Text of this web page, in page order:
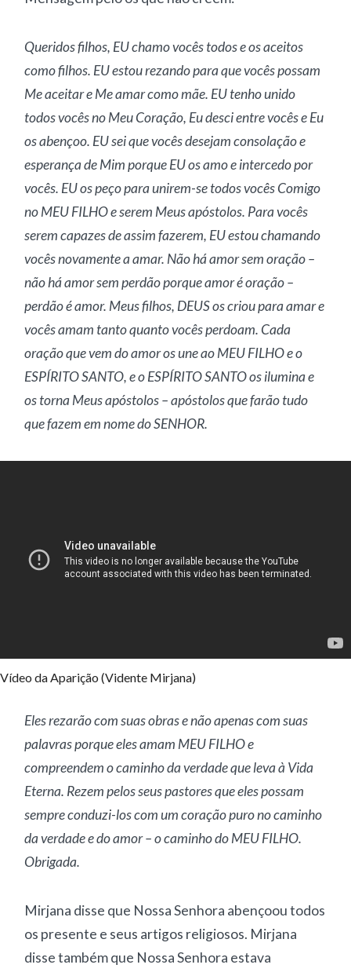
Queridos filhos, EU chamo vocês todos e os aceitos
como filhos. EU estou rezando para que vocês possam
Me aceitar e Me amar como mãe. EU tenho unido
todos vocês no Meu Coração, Eu desci entre vocês e Eu
os abençoo. EU sei que vocês desejam consolação e
esperança de Mim porque EU os amo e intercedo por
vocês. EU os peço para unirem-se todos vocês Comigo
no MEU FILHO e serem Meus apóstolos. Para vocês
serem capazes de assim fazerem, EU estou chamando
vocês novamente a amar. Não há amor sem oração –
não há amor sem perdão porque amor é oração –
perdão é amor. Meus filhos, DEUS os criou para amar e
vocês amam tanto quanto vocês perdoam. Cada
oração que vem do amor os une ao MEU FILHO e o
ESPÍRITO SANTO, e o ESPÍRITO SANTO os ilumina e
os torna Meus apóstolos – apóstolos que farão tudo
que fazem em nome do SENHOR.
Vídeo da Aparição (Vidente Mirjana)
Eles rezarão com suas obras e não apenas com suas
palavras porque eles amam MEU FILHO e
compreendem o caminho da verdade que leva à Vida
Eterna. Rezem pelos seus pastores que eles possam
sempre conduzi-los com um coração puro no caminho
da verdade e do amor – o caminho do MEU FILHO.
Obrigada.
Mirjana disse que Nossa Senhora abençoou todos
os presente e seus artigos religiosos. Mirjana
disse também que Nossa Senhora estava